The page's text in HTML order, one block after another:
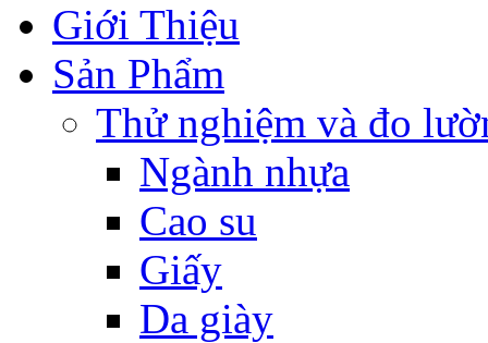
Giới Thiệu
Sản Phẩm
Thử nghiệm và đo
Ngành nhựa
Cao su
Giấy
Da giày